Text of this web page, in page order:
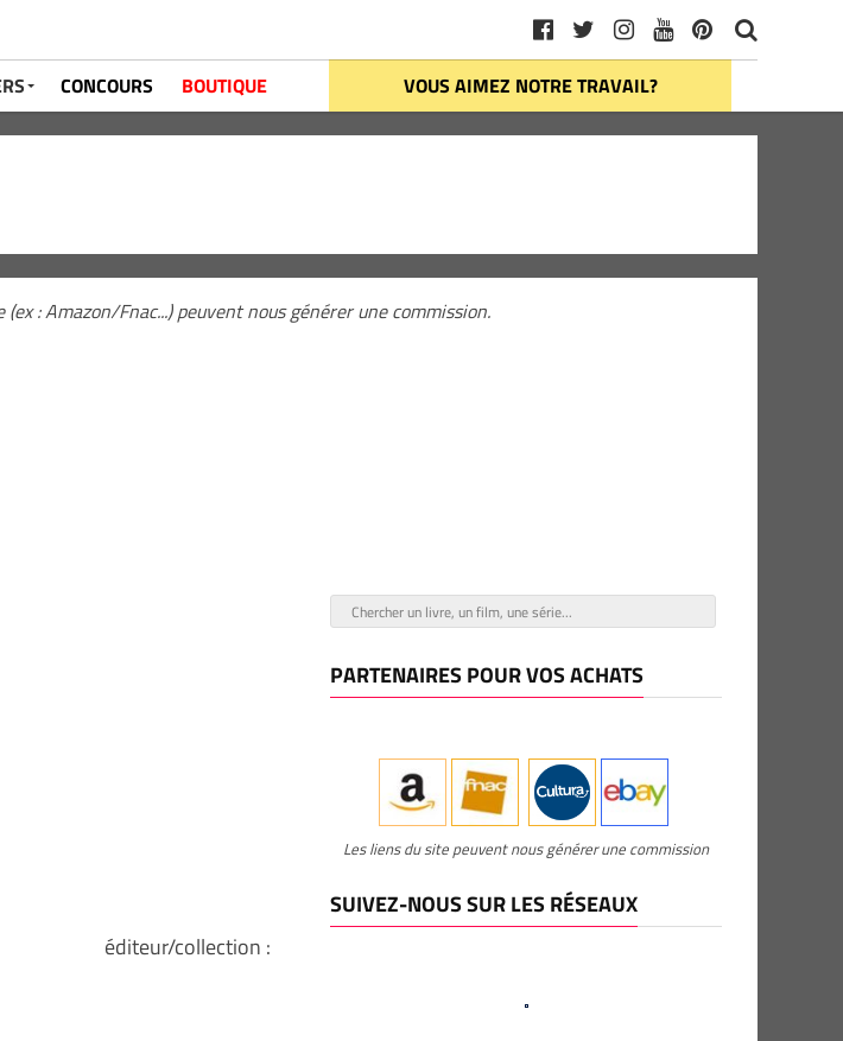
CONCOURS BOUTIQUE VOUS AIMEZ NOTRE TRAVAIL?
: Amazon/Fnac...) peuvent nous générer une commission.
collection :
PARTENAIRES POUR VOS ACHATS
Les liens du site peuvent nous générer une commission
SUIVEZ-NOUS SUR LES RÉSEAUX